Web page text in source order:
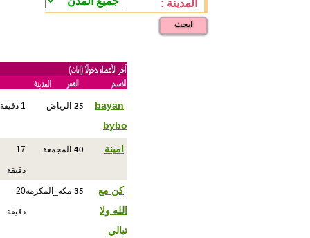
المدينة :
ابحث
bayan
bybo
25 الرياض 1 دقيقة
امينة 40 المجمعة 17
دقيقة
كن مع
الله ولا
تبالي
35 مكة_المكرمة20
دقيقة